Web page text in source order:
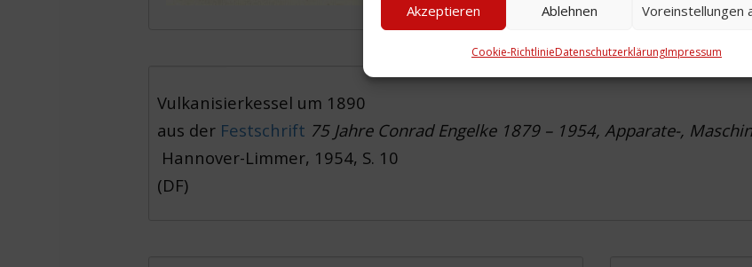
Akzeptieren Ablehnen Voreinstellungen
Cookie-RichtlinieDatenschutzerklärungImpressum
Vulkanisierkessel um 1890
aus der Festschrift 75 Jahre Conrad Engelke 1879 – 1954, Apparate-,
Hannover-Limmer, 1954, S. 10
(DF)